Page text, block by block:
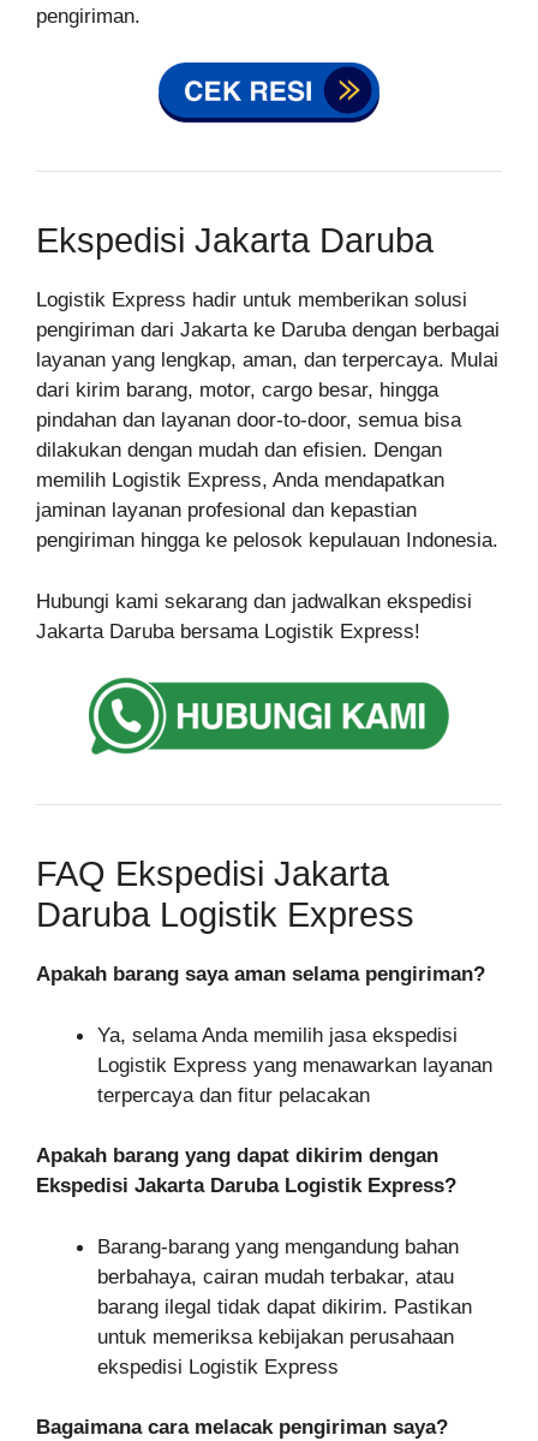
pengiriman.
Ekspedisi Jakarta Daruba
Logistik Express hadir untuk memberikan solusi
pengiriman dari Jakarta ke Daruba dengan berbagai
layanan yang lengkap, aman, dan terpercaya. Mulai
dari kirim barang, motor, cargo besar, hingga
pindahan dan layanan door-to-door, semua bisa
dilakukan dengan mudah dan efisien. Dengan
memilih Logistik Express, Anda mendapatkan
jaminan layanan profesional dan kepastian
pengiriman hingga ke pelosok kepulauan Indonesia.
Hubungi kami sekarang dan jadwalkan ekspedisi
Jakarta Daruba bersama Logistik Express!
FAQ Ekspedisi Jakarta
Daruba Logistik Express
Apakah barang saya aman selama pengiriman?
Ya, selama Anda memilih jasa ekspedisi
Logistik Express yang menawarkan layanan
terpercaya dan fitur pelacakan
Apakah barang yang dapat dikirim dengan
Ekspedisi Jakarta Daruba Logistik Express?
Barang-barang yang mengandung bahan
berbahaya, cairan mudah terbakar, atau
barang ilegal tidak dapat dikirim. Pastikan
untuk memeriksa kebijakan perusahaan
ekspedisi Logistik Express
Bagaimana cara melacak pengiriman saya?